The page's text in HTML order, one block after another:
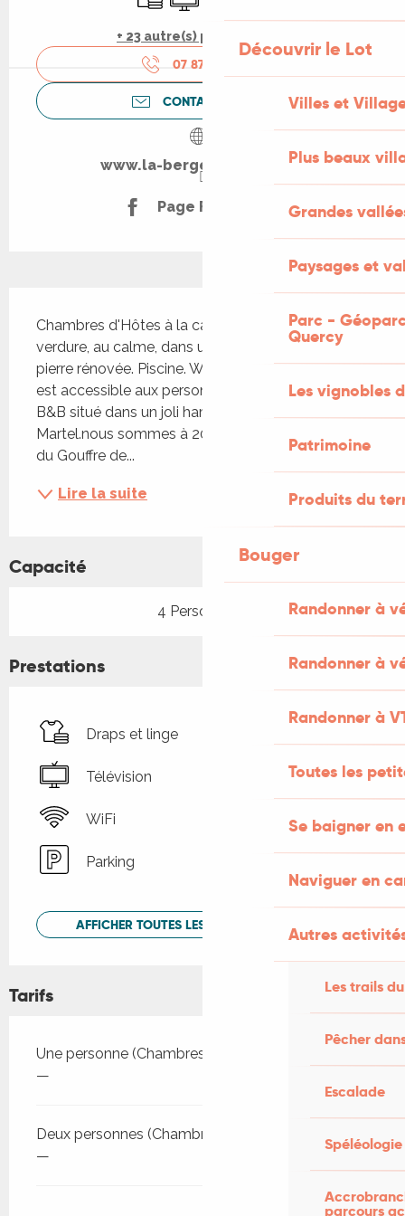
Découvrir le Lot
Villes et
Plus beaux
Grandes
Paysages et
Parc -
Quercy
Les vignobles
Patrimoine
Produits du
Bouger
Randonner à
Randonner à
Randonner à
Toutes les
Se baigner en
Naviguer en
Autres
Les trails
Pêcher
Escalade
Spéléologie
parcours
+ 23 autre(s) prestation(s)
07 87 26 54
CONTACTEZ-NOUS
www.la-bergerie-martel.fr
Page Facebook
Chambres d'Hôtes à la campagne, au milieu de la
verdure, au calme, dans une maison ancienne en
pierre rénovée. Piscine. Wifi gratuit. Une chambre
est accessible aux personnes à mobilité réduite.
B&B situé dans un joli hameau proche de
Martel.nous sommes à 20mn de Rocamadour et
du Gouffre de...
Lire la suite
Capacité
4 Personne(s)
Prestations
Draps et linge
Télévision
WiFi
Parking
AFFICHER TOUTES LES PRESTATIONS
Tarifs
Tarifs 2026
Une personne (Chambres d'hôtes)
—
Deux personnes (Chambres d'hôtes)
—